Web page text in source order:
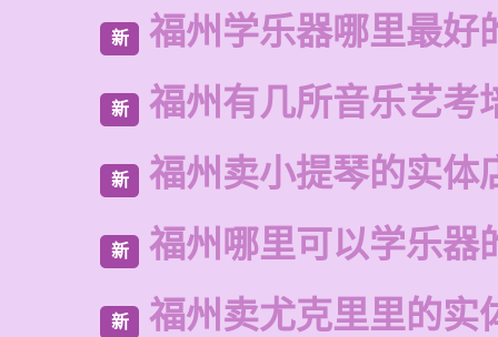
新 福州学乐器哪里最好
新 福州有几所音乐艺考
新 福州卖小提琴的实体
新 福州哪里可以学乐器
新 福州卖尤克里里的实